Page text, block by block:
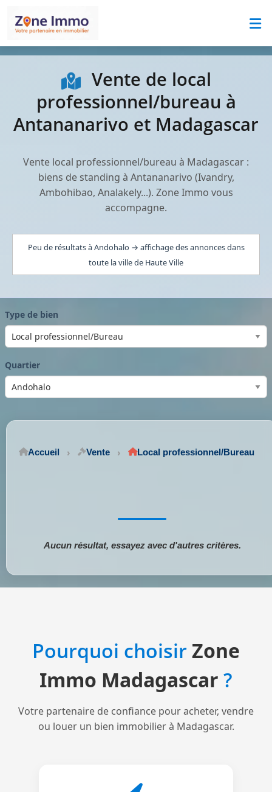
Vente de local
professionnel/bureau à
Antananarivo et Madagascar
Vente local professionnel/bureau à Madagascar :
biens de standing à Antananarivo (Ivandry,
Ambohibao, Analakely...). Zone Immo vous
accompagne.
Peu de résultats à Andohalo → affichage des annonces dans
toute la ville de Haute Ville
Type de bien
Quartier
Accueil Vente Local professionnel/Bureau
Aucun résultat, essayez avec d'autres critères.
Pourquoi choisirZone
Immo Madagascar ?
Votre partenaire de confiance pour acheter, vendre
ou louer un bien immobilier à Madagascar.